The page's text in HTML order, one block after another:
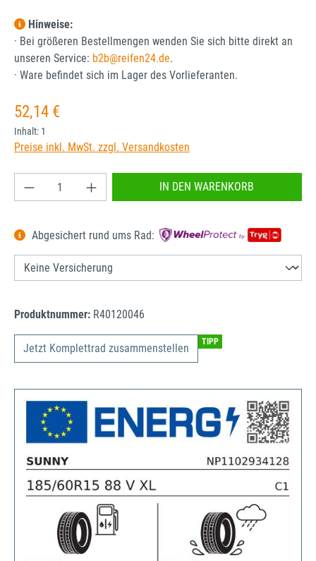
Hinweise:
· Bei größeren Bestellmengen wenden Sie sich bitte direkt an
unseren Service: b2b@reifen24.de.
· Ware befindet sich im Lager des Vorlieferanten.
Regulärer Preis:
52,14 €
Inhalt: 1
Preise inkl. MwSt. zzgl. Versandkosten
Produkt Anzahl: Gib den gewünschten Wert
IN DEN WARENKORB
Abgesichert rund ums Rad:
Produktnummer: R40120046
Jetzt Komplettrad zusammenstellen TIPP